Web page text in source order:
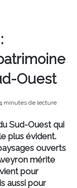
Ouest
minutes de lecture
Sud-Ouest qui
plus évident.
ouverts
mérite
pour
aussi pour